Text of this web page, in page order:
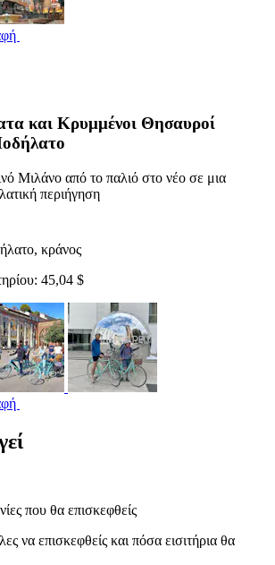
και Κρυμμένοι Θησαυροί
Μιλάνο από το παλιό στο νέο σε μια
περιήγηση
κράνος
45,04 $
που θα επισκεφθείς
να επισκεφθείς και πόσα εισιτήρια θα